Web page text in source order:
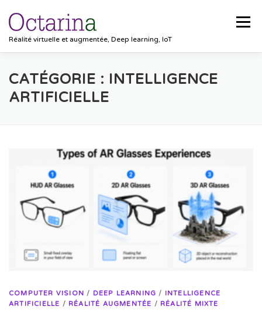
Réalité virtuelle et augmentée, Deep learning, IoT
Menu
ACCUEIL PROJETS SOLUTIONS
CATÉGORIE : INTELLIGENCE
ARTIFICIELLE
COMPUTER VISION / DEEP LEARNING / INTELLIGENCE
ARTIFICIELLE / RÉALITÉ AUGMENTÉE / RÉALITÉ MIXTE